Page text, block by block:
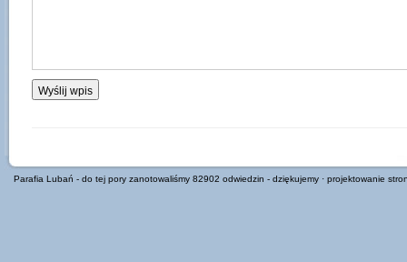
Parafia Lubań - do tej pory zanotowaliśmy 82902 odwiedzin - dziękujemy · projektowanie